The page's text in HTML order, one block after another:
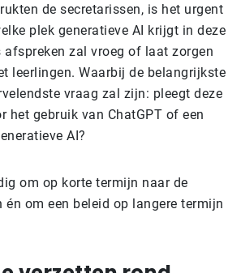
de secretarissen, is het urgent
plek generatieve AI krijgt in deze
afspreken zal vroeg of laat zorgen
leerlingen. Waarbij de belangrijkste
vraag zal zijn: pleegt deze
het gebruik van ChatGPT of een
AI?
om op korte termijn naar de
én om een beleid op langere termijn